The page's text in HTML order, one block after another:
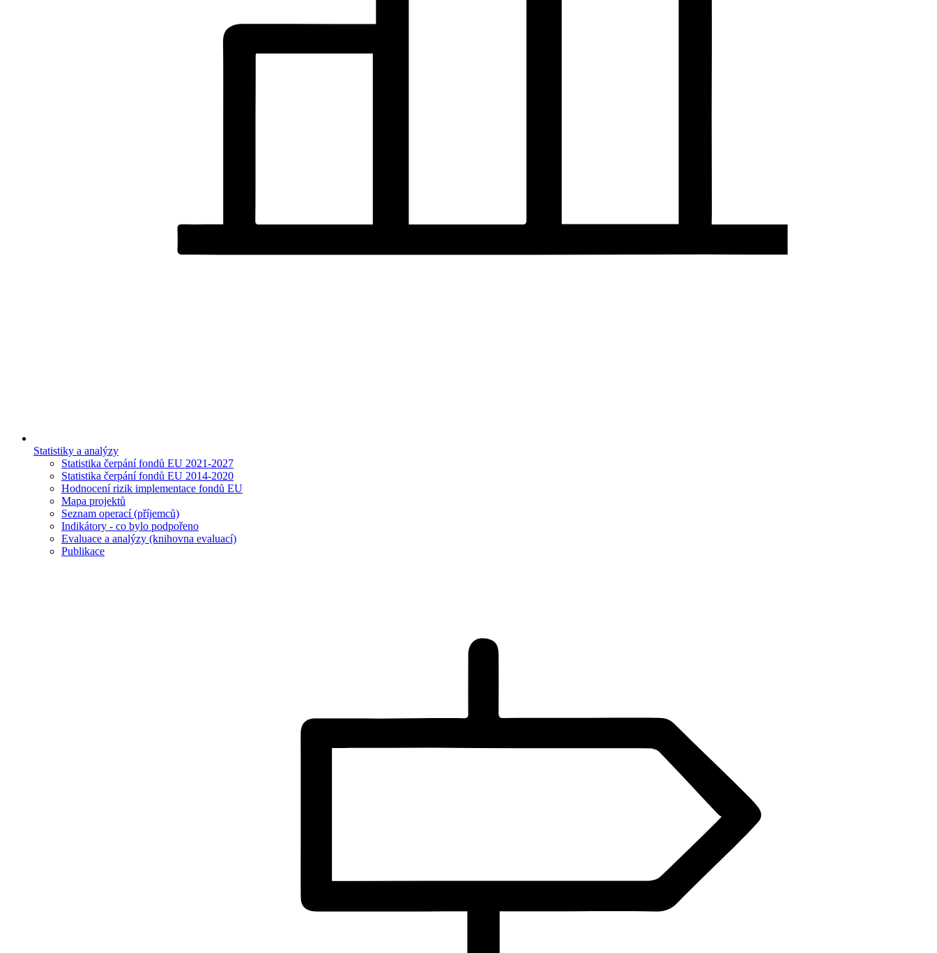
Statistiky a analýzy
Statistika čerpání fondů EU 2021-2027
Statistika čerpání fondů EU 2014-2020
Hodnocení rizik implementace fondů EU
Mapa projektů
Seznam operací (příjemců)
Indikátory - co bylo podpořeno
Evaluace a analýzy (knihovna evaluací)
Publikace